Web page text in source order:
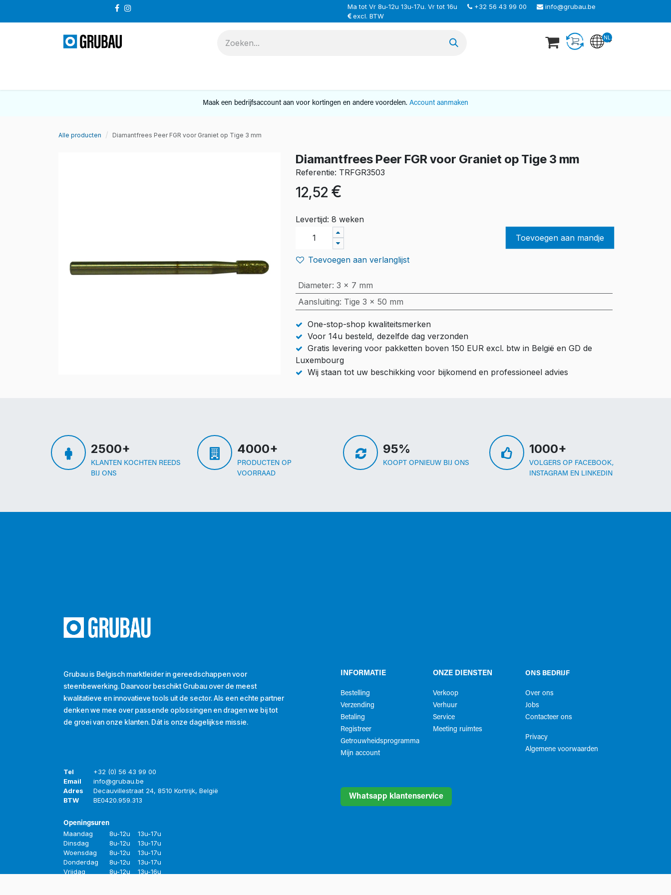
Ma tot Vr 8u-12u 13u-17u. Vr tot 16u +32 56 43 99 00
info@grubau.be
excl. BTW
NL
Maak een bedrijfsaccount aan voor kortingen en andere voordelen. Account aanmaken
Alle producten Diamantfrees Peer FGR voor Graniet op Tige 3 mm
Diamantfrees Peer FGR voor Graniet op Tige 3 mm
Referentie: TRFGR3503
12,52 €
Levertijd: 8 weken
Toevoegen aan mandje
Toevoegen aan verlanglijst
Diameter: 3 x 7 mm
Aansluiting: Tige 3 x 50 mm
One-stop-shop kwaliteitsmerken
Voor 14u besteld, dezelfde dag verzonden
Gratis levering voor pakketten boven 150 EUR excl. btw in België en GD de
Luxembourg
Wij staan tot uw beschikking voor bijkomend en professioneel advies
2500+
KLANTEN KOCHTEN REEDS
BIJ ONS
4000+
PRODUCTEN OP
VOORRAAD
95%
KOOPT OPNIEUW BIJ ONS
1000+
VOLGERS OP FACEBOOK,
INSTAGRAM EN LINKEDIN
INFORMATIE
Bestelling
Verzending
Betaling
Registreer
Getrouwheidsprogramma
Mijn account
ONZE DIENSTEN
Verkoop
Verhuur
Service
Meeting ruimtes
ONS BEDRIJF
Over ons
Jobs
Contacteer ons
Privacy
Algemene voorwaarden​
Whatsapp klantenservice
Grubau is Belgisch marktleider in gereedschappen voor
steenbewerking. Daarvoor beschikt Grubau over de meest
kwalitatieve en innovatieve tools uit de sector. Als een echte partner
denken we mee over passende oplossingen en dragen we bij tot
de groei van onze klanten. Dát is onze dagelijkse missie.
Tel
+32 (0) 56 43 99 00
Email
info@grubau.be
Adres
Decauvillestraat 24, 8510 Kortrijk, België
BTW
BE0420.959.313
Openingsuren
Maandag 8u-12u
13u-17u
Dinsdag
8u-12u
13u-17u
Woensdag
8u-12u
13u-17u
Donderdag
8u-12u
13u-17u
Vrijdag
8u-12u 13u-16u